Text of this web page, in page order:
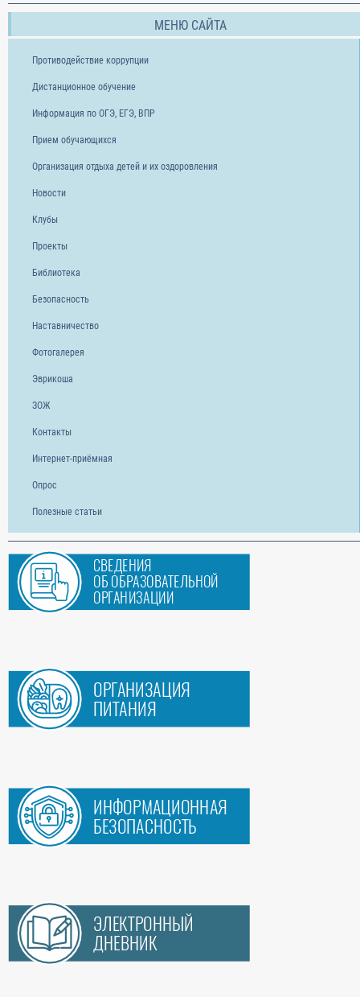
МЕНЮ САЙТА
Противодействие коррупции
Дистанционное обучение
Информация по ОГЭ, ЕГЭ, ВПР
Прием обучающихся
Организация отдыха детей и их оздоровления
Новости
Клубы
Проекты
Библиотека
Безопасность
Наставничество
Фотогалерея
Эврикоша
ЗОЖ
Контакты
Интернет-приёмная
Опрос
Полезные статьи